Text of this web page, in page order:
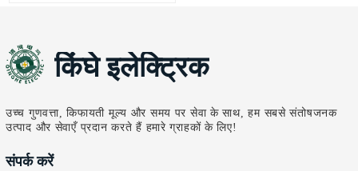
विश्वसनीयता और नियामकीय अनुपालन
केवल प्राथमिकताएं नहीं हैं, बल्कि
विपरीत, UL-…
किंघे इलेक्ट्रिक
उच्च गुणवत्ता, किफायती मूल्य और समय पर सेवा के साथ, हम सबसे संतोषजनक
उत्पाद और सेवाएँ प्रदान करते हैं हमारे ग्राहकों के लिए!
संपर्क करें